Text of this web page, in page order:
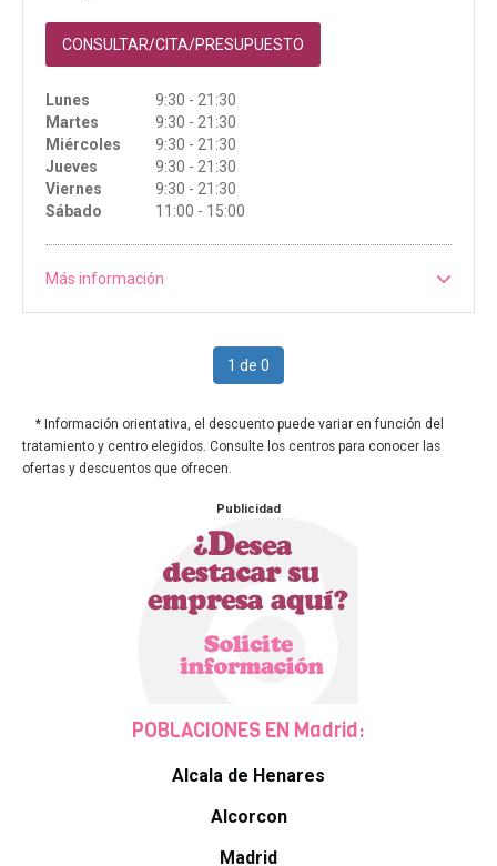
CONSULTAR/CITA/PRESUPUESTO
Lunes
9:30 - 21:30
Martes
9:30 - 21:30
Miércoles
9:30 - 21:30
Jueves
9:30 - 21:30
Viernes
9:30 - 21:30
Sábado
11:00 - 15:00
Más información
1 de 0
* Información orientativa, el descuento puede variar en función del
tratamiento y centro elegidos. Consulte los centros para conocer las
ofertas y descuentos que ofrecen.
Publicidad
POBLACIONES EN Madrid:
Alcala de Henares
Alcorcon
Madrid